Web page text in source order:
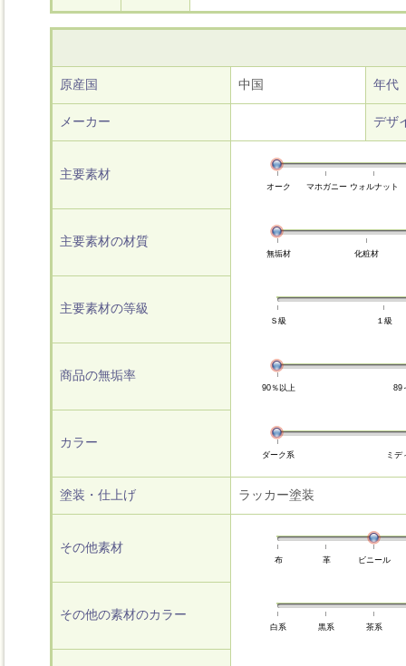
原産国 中国 年代
メーカー デザ
主要素材
オーク マホガニー ウォルナット
主要素材の材質
無垢材 化粧材
主要素材の等級
Ｓ級 １級
商品の無垢率
90％以上 89
カラー
ダーク系 ミデ
塗装・仕上げ ラッカー塗装
その他素材
布 革 ビニール
その他の素材のカラー
白系 黒系 茶系